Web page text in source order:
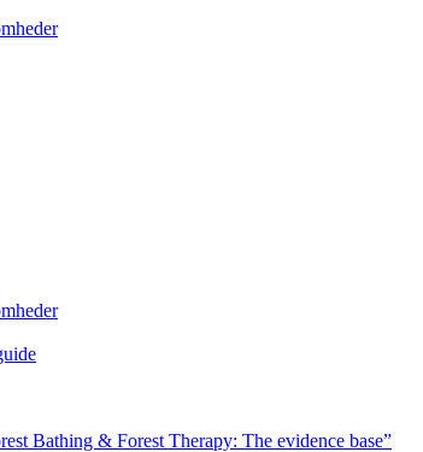
Bathing & Forest Therapy: The evidence base”